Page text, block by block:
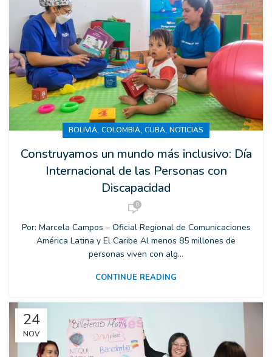
BOLIVIA, COLOMBIA, CUBA, NOTICIAS
Construyamos un mundo más inclusivo: Día
Internacional de las Personas con
Discapacidad
0
Por: Marcela Campos – Oficial Regional de Comunicaciones
América Latina y El Caribe Al menos 85 millones de
personas viven con alg...
CONTINUE READING
24
NOV